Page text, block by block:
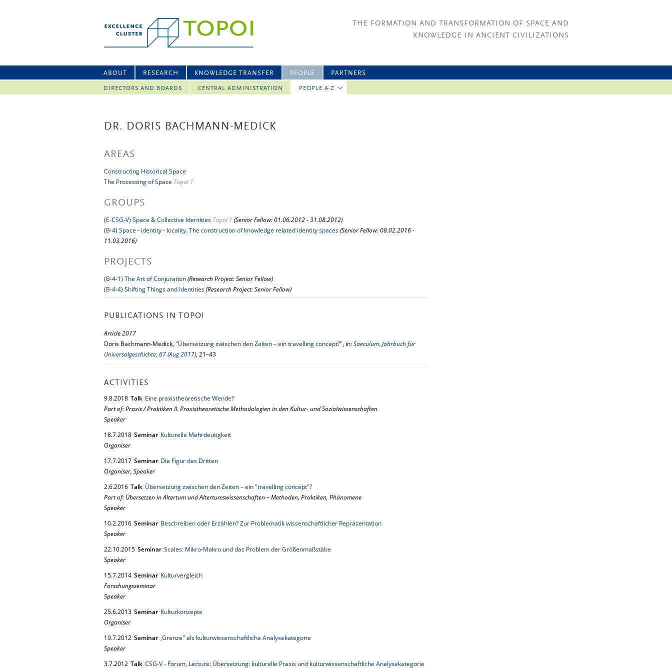
THE FORMATION AND TRANSFORMATION OF SPACE AND
KNOWLEDGE IN ANCIENT CIVILIZATIONS
ABOUT RESEARCH KNOWLEDGE TRANSFER PEOPLE
DIRECTORS AND BOARDS CENTRAL ADMINISTRATION PEOPLE A-Z
PARTNERS
DR. DORIS BACHMANN-MEDICK
AREAS
Constructing Historical Space
The Processing of Space Topoi 1
GROUPS
(E-CSG-V) Space & Collective Identities Topoi 1 (Senior Fellow: 01.06.2012 - 31.08.2012)
(B-4) Space - identity - locality. The construction of knowledge related identity spaces(Senior Fellow: 08.02.2016 -
11.03.2016)
PROJECTS
(B-4-1) The Art of Conjuration(Research Project: Senior Fellow)
(B-4-4) Shifting Things and Identities(Research Project: Senior Fellow)
PUBLICATIONS IN TOPOI
Article 2017
Doris Bachmann-Medick, "Übersetzung zwischen den Zeiten – ein travelling concept?", in:Saeculum. Jahrbuch für
Universalgeschichte, 67 (Aug 2017), 21–43
ACTIVITIES
9.8.2018 Talk Eine praxistheoretische Wende?
Part of: Praxis / Praktiken II. Praxistheoretische Methodologien in den Kultur- und Sozialwissenschaften
Speaker
18.7.2018 Seminar Kulturelle Mehrdeutigkeit
Organiser
17.7.2017 Seminar Die Figur des Dritten
Organiser, Speaker
2.6.2016 Talk Übersetzung zwischen den Zeiten – ein "travelling concept"?
Part of: Übersetzen in Altertum und Altertumswissenschaften – Methoden, Praktiken, Phänomene
Speaker
10.2.2016 Seminar Beschreiben oder Erzählen? Zur Problematik wissenschaftlicher Repräsentation
Speaker
22.10.2015 Seminar Scales: Mikro-Makro und das Problem der Größenmaßstäbe
Speaker
15.7.2014 Seminar Kulturvergleich
Forschungsseminar
Speaker
25.6.2013 Seminar Kulturkonzepte
Organiser
19.7.2012 Seminar ‚Grenze" als kulturwissenschaftliche Analysekategorie
Speaker
3.7.2012 Talk CSG-V - Forum, Lecture: Übersetzung: kulturelle Praxis und kulturwissenschaftliche Analysekategorie